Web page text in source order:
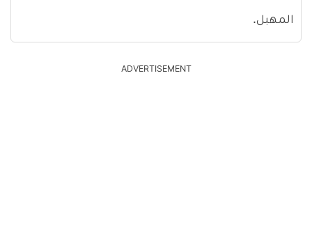
المهبل.
ADVERTISEMENT